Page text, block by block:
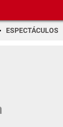
ESPECTÁCULOS